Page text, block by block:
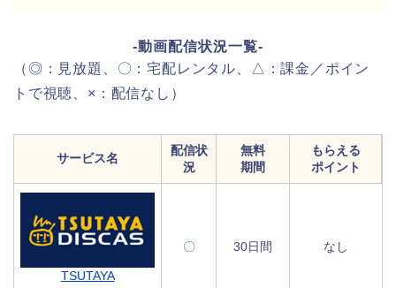
-動画配信状況一覧-
（◎：見放題、〇：宅配レンタル、△：課金／ポイン
トで視聴、×：配信なし）
サービス名
配信状
況
無料
期間
もらえる
ポイント
TSUTAYA
〇 30日間 なし